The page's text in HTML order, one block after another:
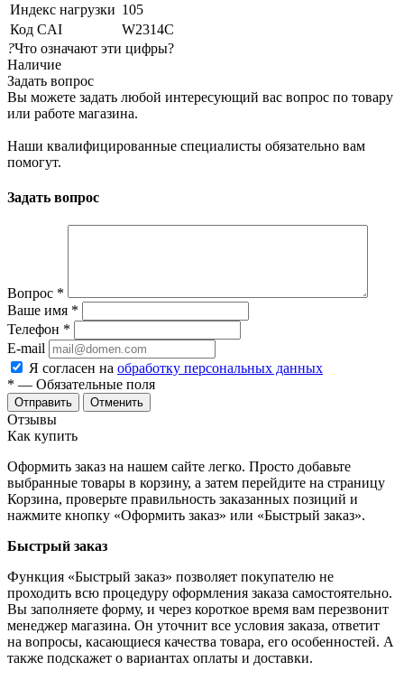
Индекс нагрузки 105
Код CAI
W2314C
?Что означают эти цифры?
Наличие
Задать вопрос
Вы можете задать любой интересующий вас вопрос по товару
или работе магазина.
Наши квалифицированные специалисты обязательно вам
помогут.
Задать вопрос
Вопрос *
Ваше имя *
Телефон *
E-mail
Я согласен на обработку персональных данных
* — Обязательные поля
Отменить
Отзывы
Как купить
Оформить заказ на нашем сайте легко. Просто добавьте
выбранные товары в корзину, а затем перейдите на страницу
Корзина, проверьте правильность заказанных позиций и
нажмите кнопку «Оформить заказ» или «Быстрый заказ».
Быстрый заказ
Функция «Быстрый заказ» позволяет покупателю не
проходить всю процедуру оформления заказа самостоятельно.
Вы заполняете форму, и через короткое время вам перезвонит
менеджер магазина. Он уточнит все условия заказа, ответит
на вопросы, касающиеся качества товара, его особенностей. А
также подскажет о вариантах оплаты и доставки.